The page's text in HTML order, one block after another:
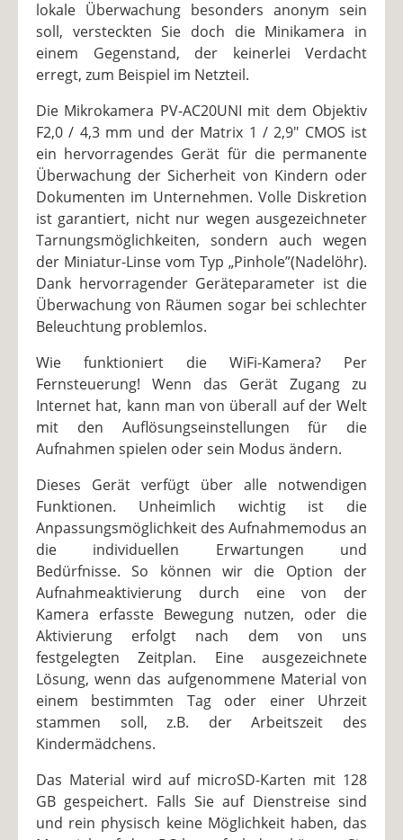
lokale Überwachung besonders anonym sein
soll, versteckten Sie doch die Minikamera in
einem Gegenstand, der keinerlei Verdacht
erregt, zum Beispiel im Netzteil.
Die Mikrokamera PV-AC20UNI mit dem Objektiv
F2,0 / 4,3 mm und der Matrix 1 / 2,9″ CMOS ist
ein hervorragendes Gerät für die permanente
Überwachung der Sicherheit von Kindern oder
Dokumenten im Unternehmen. Volle Diskretion
ist garantiert, nicht nur wegen ausgezeichneter
Tarnungsmöglichkeiten, sondern auch wegen
der Miniatur-Linse vom Typ „Pinhole”(Nadelöhr).
Dank hervorragender Geräteparameter ist die
Überwachung von Räumen sogar bei schlechter
Beleuchtung problemlos.
Wie funktioniert die WiFi-Kamera? Per
Fernsteuerung! Wenn das Gerät Zugang zu
Internet hat, kann man von überall auf der Welt
mit den Auflösungseinstellungen für die
Aufnahmen spielen oder sein Modus ändern.
Dieses Gerät verfügt über alle notwendigen
Funktionen. Unheimlich wichtig ist die
Anpassungsmöglichkeit des Aufnahmemodus an
die individuellen Erwartungen und
Bedürfnisse. So können wir die Option der
Aufnahmeaktivierung durch eine von der
Kamera erfasste Bewegung nutzen, oder die
Aktivierung erfolgt nach dem von uns
festgelegten Zeitplan. Eine ausgezeichnete
Lösung, wenn das aufgenommene Material von
einem bestimmten Tag oder einer Uhrzeit
stammen soll, z.B. der Arbeitszeit des
Kindermädchens.
Das Material wird auf microSD-Karten mit 128
GB gespeichert. Falls Sie auf Dienstreise sind
und rein physisch keine Möglichkeit haben, das